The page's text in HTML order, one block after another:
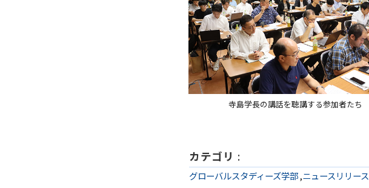
寺島学長の講話を聴講する参加者たち
カテゴリ :
グローバルスタディーズ学部,ニュースリリース